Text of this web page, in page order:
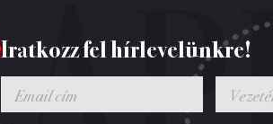
Iratkozz fel hírlevelünkre!